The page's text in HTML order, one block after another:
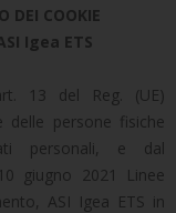
DEI COOKIE
Igea ETS
13 del Reg. (UE)
delle persone fisiche
personali, e dal
giugno 2021 Linee
ASI Igea ETS in